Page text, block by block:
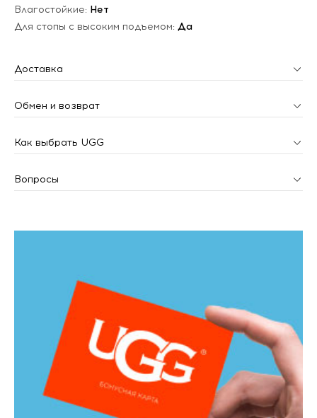
Влагостойкие: Нет
Для стопы с высоким подъемом: Да
Доставка
Обмен и возврат
Как выбрать UGG
Вопросы